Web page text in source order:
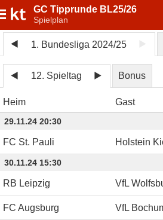
GC Tipprunde BL25/26
Spielplan
1. Bundesliga 2024/25
12. Spieltag Bonus
Heim Gast
29.11.24 20:30
FC St. Pauli Holstein
30.11.24 15:30
RB Leipzig VfL
FC Augsburg VfL